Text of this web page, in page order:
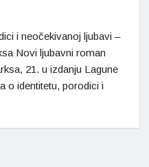
i neočekivanoj ljubavi –
Novi ljubavni roman
21. u izdanju Lagune
o identitetu, porodici i